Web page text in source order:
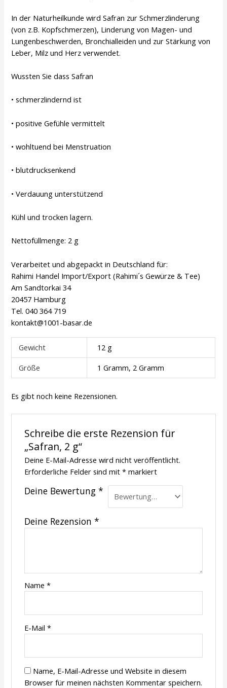
In der Naturheilkunde wird Safran zur Schmerzlinderung
(von z.B. Kopfschmerzen), Linderung von Magen- und
Lungenbeschwerden, Bronchialleiden und zur Stärkung von
Leber, Milz und Herz verwendet.
Wussten Sie dass Safran
• schmerzlindernd ist
• positive Gefühle vermittelt
• wohltuend bei Menstruation
• blutdrucksenkend
• Verdauung unterstützend
Kühl und trocken lagern.
Nettofüllmenge: 2 g
Verarbeitet und abgepackt in Deutschland für:
Rahimi Handel Import/Export (Rahimi´s Gewürze & Tee)
Am Sandtorkai 34
20457 Hamburg
Tel. 040 364 719
kontakt@1001-basar.de
Gewicht
12 g
Größe
1 Gramm, 2 Gramm
Es gibt noch keine Rezensionen.
Schreibe die erste Rezension für
„Safran, 2 g“
Deine E-Mail-Adresse wird nicht veröffentlicht.
Erforderliche Felder sind mit *markiert
Deine Bewertung *
Deine Rezension *
Name *
E-Mail *
Name, E-Mail-Adresse und Website in diesem
Browser für meinen nächsten Kommentar speichern.